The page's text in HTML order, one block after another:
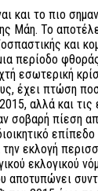
και το πιο
Μάη. Το
και
περίοδο
εσωτερική
έχει πτώση
αλλά και
σοβαρή πίεση
επίπεδο
εκλογή
εκλογικού
αποτυπώνει